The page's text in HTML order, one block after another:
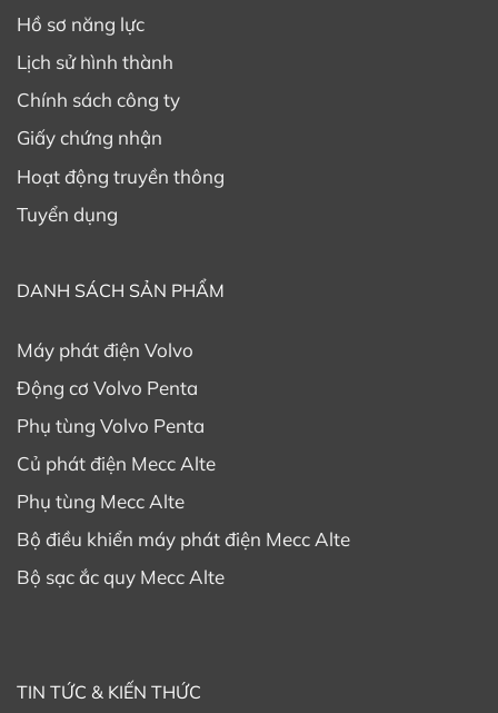
Hồ sơ năng lực
Lịch sử hình thành
Chính sách công ty
Giấy chứng nhận
Hoạt động truyền thông
Tuyển dụng
DANH SÁCH SẢN PHẨM
Máy phát điện Volvo
Động cơ Volvo Penta
Phụ tùng Volvo Penta
Củ phát điện Mecc Alte
Phụ tùng Mecc Alte
Bộ điều khiển máy phát điện Mecc Alte
Bộ sạc ắc quy Mecc Alte
TIN TỨC & KIẾN THỨC